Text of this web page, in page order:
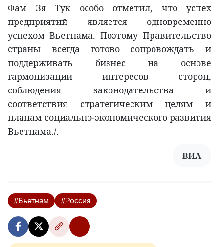
Фам Зя Тук особо отметил, что успех
предприятий является одновременно
успехом Вьетнама. Поэтому Правительство
страны всегда готово сопровождать и
поддерживать бизнес на основе
гармонизации интересов сторон,
соблюдения законодательства и
соответствия стратегическим целям и
планам социально-экономического развития
Вьетнама./.
ВИА
#Вьетнам #Россия